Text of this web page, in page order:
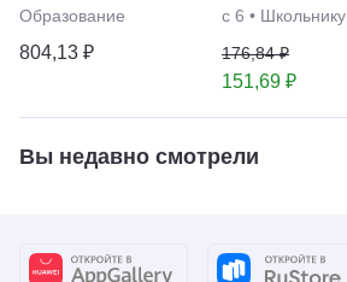
Образование
804,13 ₽
с 6 • Школьнику
176,84 ₽
151,69 ₽
Вы недавно смотрели